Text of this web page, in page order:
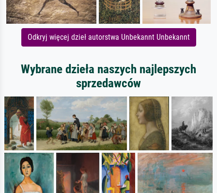
Odkryj więcej dzieł autorstwa Unbekannt Unbekannt
Wybrane dzieła naszych najlepszych
sprzedawców